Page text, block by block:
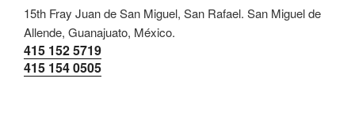
15th Fray Juan de San Miguel, San Rafael. San Miguel de
Allende, Guanajuato, México.
415 152 5719
415 154 0505